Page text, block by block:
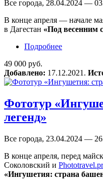
Все города, 28.04.2024 —
В конце апреля — начале
в Дагестан «Под весенним
Подробнее
49 000 руб.
Добавлено: 17.12.2021.
Фототур
легенд»
Все города, 23.04.2024 —
В конце апреля, перед
Соколовский и
«Ингушетия: страна